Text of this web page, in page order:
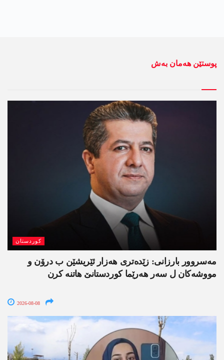
پوستێن ھەمان بەش
کوردستان
مەسروور بارزانی: زێدەتری ھەزار ئێریشێن ب درۆن و
مووشەکان ل سەر ھەرێما کوردستانێ ھاتنە کرن
2026-08-08